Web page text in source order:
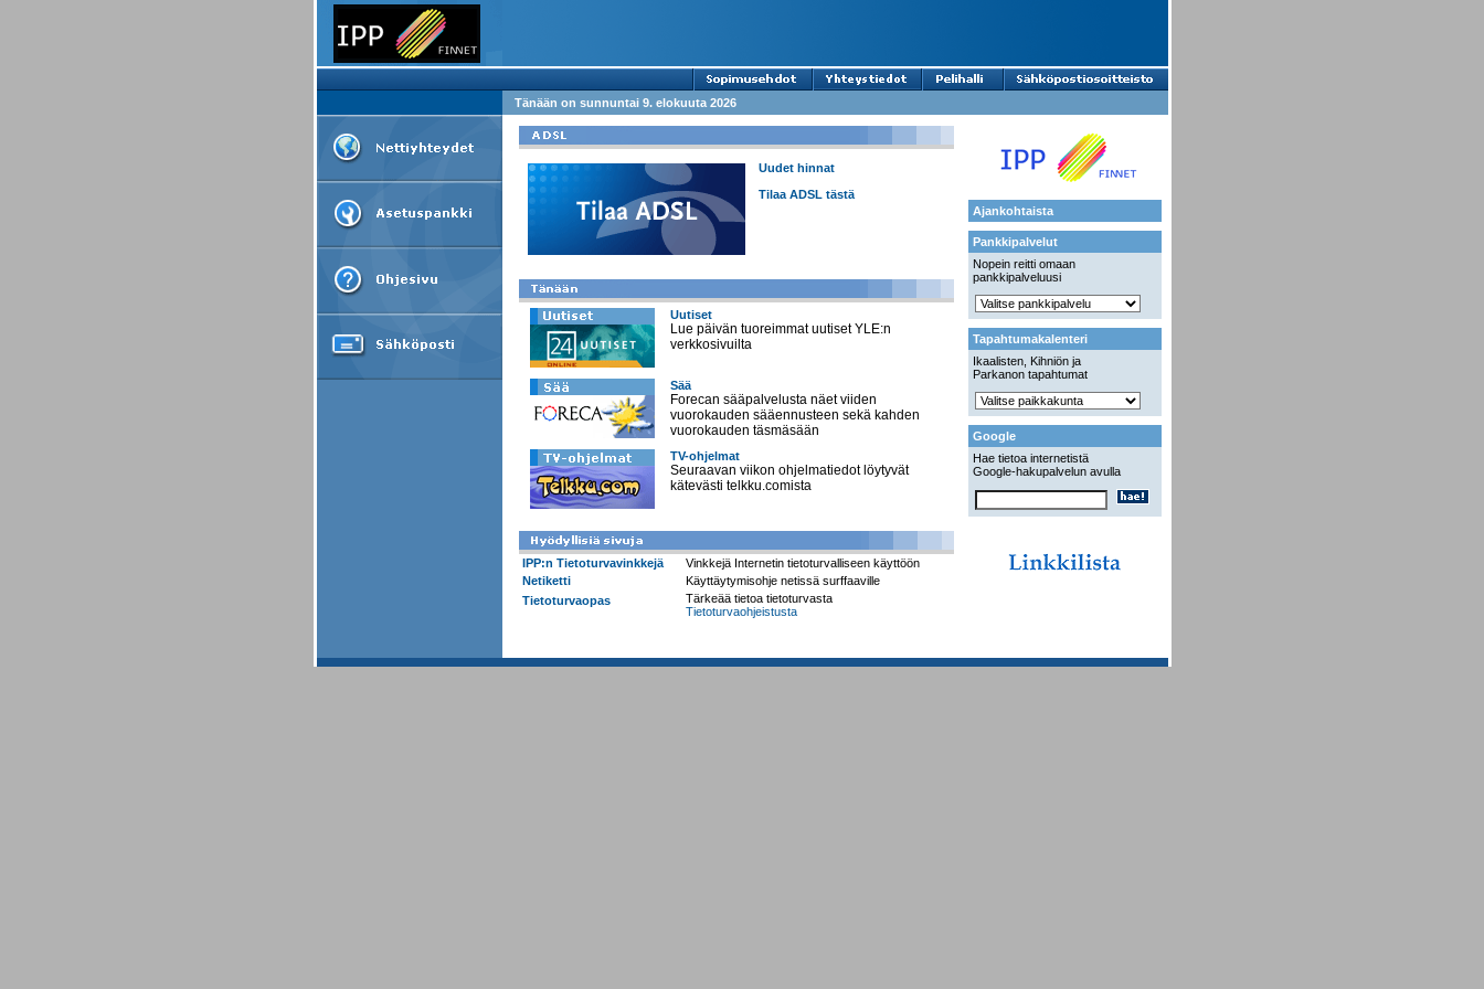
Tänään on sunnuntai 9. elokuuta 2026
Uudet hinnat
Tilaa ADSL tästä
Uutiset
Lue päivän tuoreimmat uutiset YLE:n
verkkosivuilta
Sää
Forecan sääpalvelusta näet viiden
vuorokauden sääennusteen sekä kahden
vuorokauden täsmäsään
TV-ohjelmat
Seuraavan viikon ohjelmatiedot löytyvät
kätevästi telkku.comista
IPP:n Tietoturvavinkkejä
Vinkkejä Internetin tietoturvalliseen käyttöön
Netiketti
Käyttäytymisohje netissä surffaaville
Tietoturvaopas
Tärkeää tietoa tietoturvasta
Tietoturvaohjeistusta
Ajankohtaista
Pankkipalvelut
Nopein reitti omaan
pankkipalveluusi
Tapahtumakalenteri
Ikaalisten, Kihniön ja
Parkanon tapahtumat
Google
Hae tietoa internetistä
Google-hakupalvelun avulla